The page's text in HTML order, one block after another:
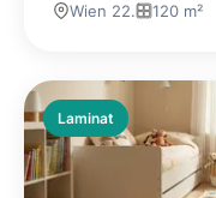
Wien 22. 120 m²
Laminat